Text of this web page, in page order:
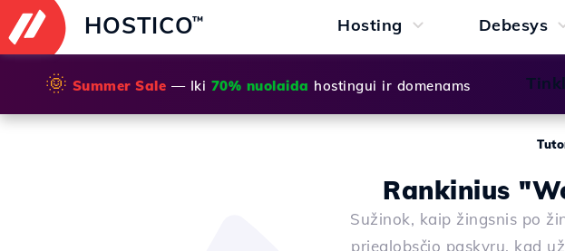
HOSTICO™ Hosting Debesys
🌞 Summer Sale — Iki 70% nuolaida hostingui ir domenams
Rankinius
Sužinok, kaip žingsnis po
prieglobsčio paskyrų, kad